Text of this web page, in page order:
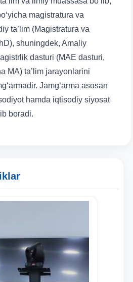
magistratura va
ta’lim (Magistratura va
shuningdek, Amaliy
dasturi (MAE dasturi,
MA) ta’lim jarayonlarini
Jamg‘arma asosan
hamda iqtisodiy siyosat
boradi.